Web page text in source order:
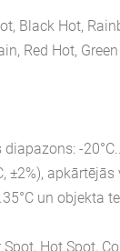
Black Hot,
Red Hot,
-
±2%), apkārtējās
un objekta
Hot Spot,